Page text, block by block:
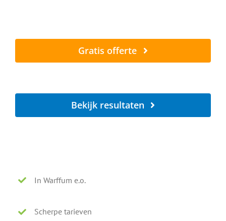
Gratis offerte
Bekijk resultaten
In Warffum e.o.
Scherpe tarieven